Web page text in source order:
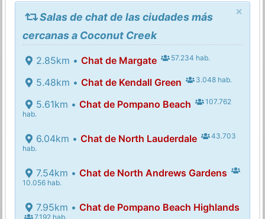
×
Salas de chat de las ciudades más
cercanas a Coconut Creek
2.85km • Chat de Margate 57.234 hab.
5.48km • Chat de Kendall Green 3.048 hab.
5.61km • Chat de Pompano Beach
107.762
hab.
6.04km • Chat de North Lauderdale
43.703
hab.
7.54km • Chat de North Andrews Gardens
10.056 hab.
7.95km • Chat de Pompano Beach Highlands
7.192 hab.